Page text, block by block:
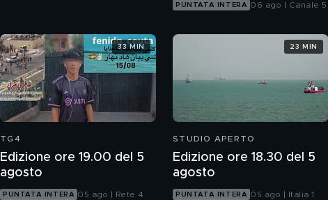
PUNTATA INTERA 06 ago | Canale 5
TG4
Edizione ore 19.00 del 5
agosto
PUNTATA INTERA 05 ago | Rete 4
33 MIN
STUDIO APERTO
Edizione ore 18.30 del 5
agosto
PUNTATA INTERA 05 ago | Italia 1
23 MIN